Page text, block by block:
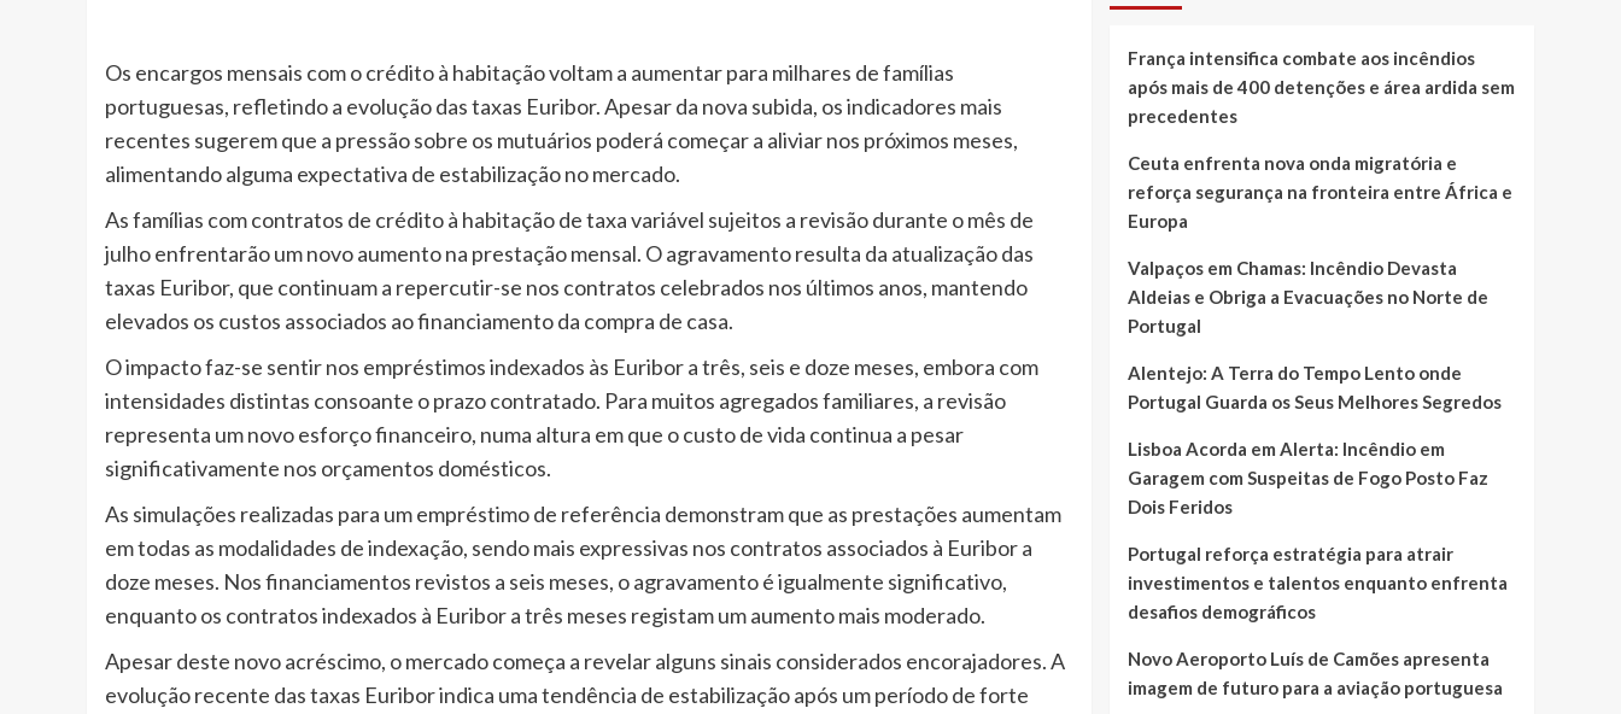
Os encargos mensais com o crédito à habitação voltam a aumentar para milhares de famílias
portuguesas, refletindo a evolução das taxas Euribor. Apesar da nova subida, os indicadores mais
recentes sugerem que a pressão sobre os mutuários poderá começar a aliviar nos próximos meses,
alimentando alguma expectativa de estabilização no mercado.
As famílias com contratos de crédito à habitação de taxa variável sujeitos a revisão durante o mês de
julho enfrentarão um novo aumento na prestação mensal. O agravamento resulta da atualização das
taxas Euribor, que continuam a repercutir-se nos contratos celebrados nos últimos anos, mantendo
elevados os custos associados ao financiamento da compra de casa.
O impacto faz-se sentir nos empréstimos indexados às Euribor a três, seis e doze meses, embora com
intensidades distintas consoante o prazo contratado. Para muitos agregados familiares, a revisão
representa um novo esforço financeiro, numa altura em que o custo de vida continua a pesar
significativamente nos orçamentos domésticos.
As simulações realizadas para um empréstimo de referência demonstram que as prestações aumentam
em todas as modalidades de indexação, sendo mais expressivas nos contratos associados à Euribor a
doze meses. Nos financiamentos revistos a seis meses, o agravamento é igualmente significativo,
enquanto os contratos indexados à Euribor a três meses registam um aumento mais moderado.
Apesar deste novo acréscimo, o mercado começa a revelar alguns sinais considerados encorajadores. A
evolução recente das taxas Euribor indica uma tendência de estabilização após um período de forte
França intensifica combate aos incêndios
após mais de 400 detenções e área ardida sem
precedentes
Ceuta enfrenta nova onda migratória e
reforça segurança na fronteira entre África e
Europa
Valpaços em Chamas: Incêndio Devasta
Aldeias e Obriga a Evacuações no Norte de
Portugal
Alentejo: A Terra do Tempo Lento onde
Portugal Guarda os Seus Melhores Segredos
Lisboa Acorda em Alerta: Incêndio em
Garagem com Suspeitas de Fogo Posto Faz
Dois Feridos
Portugal reforça estratégia para atrair
investimentos e talentos enquanto enfrenta
desafios demográficos
Novo Aeroporto Luís de Camões apresenta
imagem de futuro para a aviação portuguesa